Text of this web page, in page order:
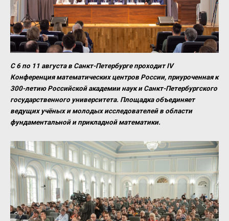
С 6 по 11 августа в Санкт-Петербурге проходит IV
Конференция математических центров России, приуроченная к
300-летию Российской академии наук и Санкт-Петербургского
государственного университета. Площадка объединяет
ведущих учёных и молодых исследователей в области
фундаментальной и прикладной математики.